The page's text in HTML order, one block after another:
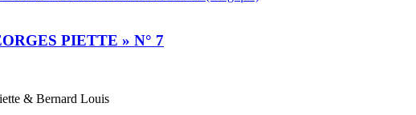
PIETTE » N° 7
& Bernard Louis